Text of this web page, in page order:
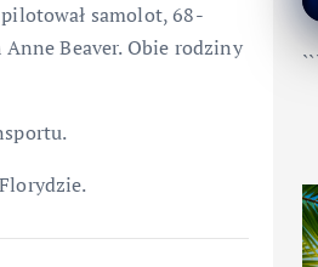
samolot, 68-
Beaver. Obie rodziny